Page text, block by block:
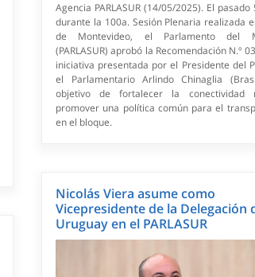
Agencia PARLASUR (14/05/2025). El
durante la 100a. Sesión Plenaria realizada
de Montevideo, el Parlamento del
(PARLASUR) aprobó la Recomendación N.º
iniciativa presentada por el Presidente del
el Parlamentario Arlindo Chinaglia
objetivo de fortalecer la conectividad
promover una política común para el
en el bloque.
Nicolás Viera asume como
Vicepresidente de la Delegación
Uruguay en el PARLASUR